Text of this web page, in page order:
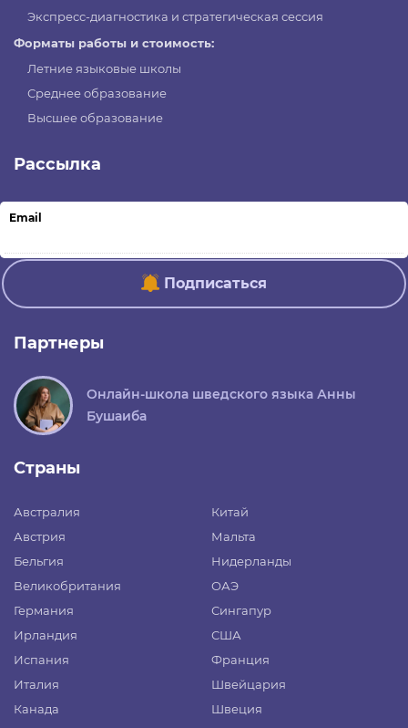
Экспресс-диагностика и стратегическая сессия
Форматы работы и стоимость:
Летние языковые школы
Среднее образование
Высшее образование
Рассылка
Email
Подписаться
Партнеры
Онлайн-школа шведского языка Анны
Бушаиба
Страны
Австралия
Австрия
Бельгия
Великобритания
Германия
Ирландия
Испания
Италия
Канада
Китай
Мальта
Нидерланды
ОАЭ
Сингапур
США
Франция
Швейцария
Швеция